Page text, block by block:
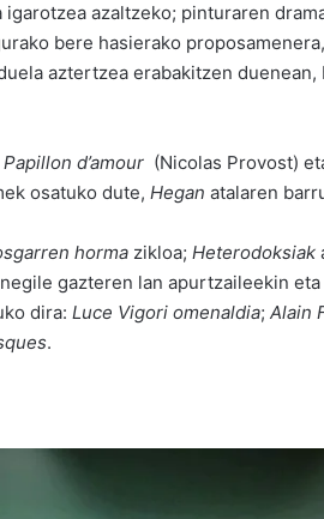
azaltzeko; pinturaren
bere hasierako
aztertzea erabakitzen duenean,
Papillon d’amour (Nicolas Provost)
osatuko dute, Hegan atalaren
horma zikloa; Heterodoksiak
gazteren lan apurtzaileekin
dira: Luce Vigori omenaldia; Alain
.